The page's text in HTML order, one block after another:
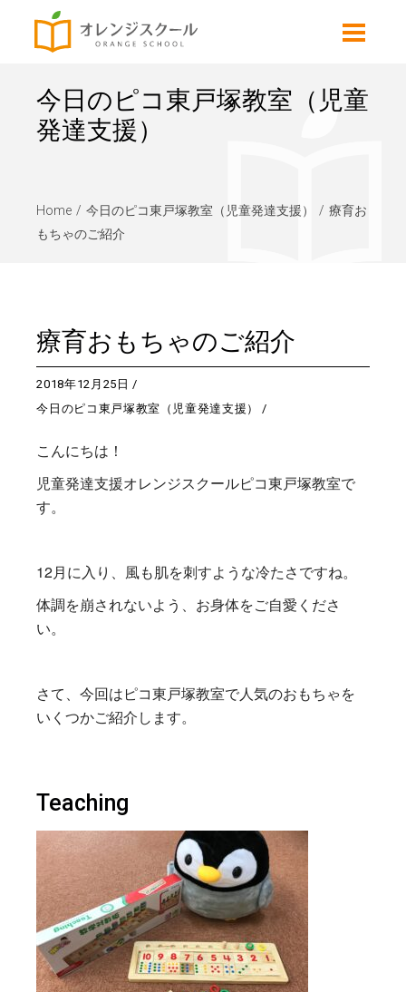
今日のピコ東戸塚教室（児童
発達支援）
Home 今日のピコ東戸塚教室（児童発達支援）
療育お
もちゃのご紹介
療育おもちゃのご紹介
2018年12月25日
今日のピコ東戸塚教室（児童発達支援）
こんにちは！
児童発達支援オレンジスクールピコ東戸塚教室で
す。
12月に入り、風も肌を刺すような冷たさですね。
体調を崩されないよう、お身体をご自愛くださ
い。
さて、今回はピコ東戸塚教室で人気のおもちゃを
いくつかご紹介します。
Teaching